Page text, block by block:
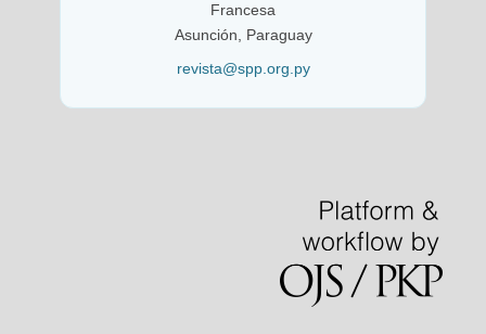
Francesa
Asunción, Paraguay
revista@spp.org.py